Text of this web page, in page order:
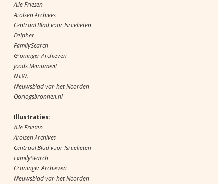
Alle Friezen
Arolsen Archives
Centraal Blad voor Israëlieten
Delpher
FamilySearch
Groninger Archieven
Joods Monument
N.I.W.
Nieuwsblad van het Noorden
Oorlogsbronnen.nl
Illustraties:
Alle Friezen
Arolsen Archives
Centraal Blad voor Israëlieten
FamilySearch
Groninger Archieven
Nieuwsblad van het Noorden